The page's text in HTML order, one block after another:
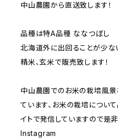
中山農園から直送致します！
品種は特A品種 ななつぼし
北海道外に出回ることが少な
精米、玄米で販売致します！
中山農園でのお米の栽培風
ています、お米の栽培につい
イトで発信していますので是
Instagram